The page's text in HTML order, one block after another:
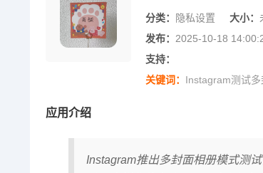
分类： 隐私设置 大小：
发布： 2025-10-18
支持：
关键词： Instagram测试
应用介绍
Instagram推出多封面相册模式测